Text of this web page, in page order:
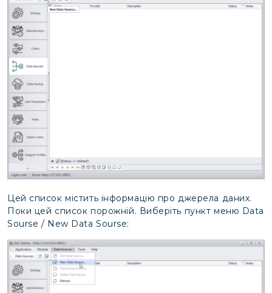
Цей список містить інформацію про джерела даних.
Поки цей список порожній. Виберіть пункт меню Data
Sourse / New Data Sourse: